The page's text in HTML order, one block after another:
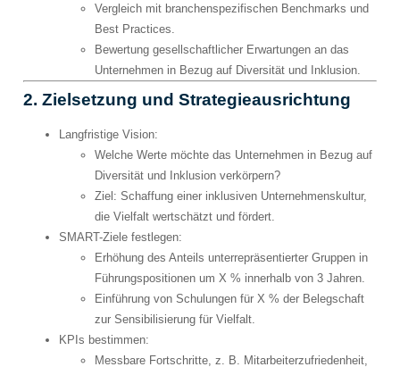
Vergleich mit branchenspezifischen Benchmarks und
Best Practices.
Bewertung gesellschaftlicher Erwartungen an das
Unternehmen in Bezug auf Diversität und Inklusion.
2. Zielsetzung und Strategieausrichtung
Langfristige Vision:
Welche Werte möchte das Unternehmen in Bezug auf
Diversität und Inklusion verkörpern?
Ziel: Schaffung einer inklusiven Unternehmenskultur,
die Vielfalt wertschätzt und fördert.
SMART-Ziele festlegen:
Erhöhung des Anteils unterrepräsentierter Gruppen in
Führungspositionen um X % innerhalb von 3 Jahren.
Einführung von Schulungen für X % der Belegschaft
zur Sensibilisierung für Vielfalt.
KPIs bestimmen:
Messbare Fortschritte, z. B. Mitarbeiterzufriedenheit,